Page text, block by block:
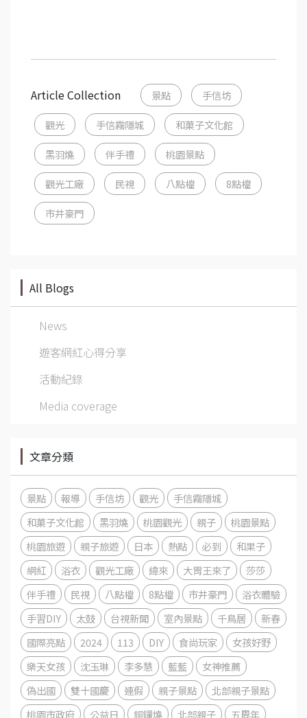
Article Collection 景點 手信坊
觀光 手信霧隱城 和菓子文化館
黑羽燒 伴手禮 桃園景點
觀光工廠 民視 八點檔 8點檔
市井豪門
All Blogs
News
遊客網紅心得分享
活動紀錄
Media coverage
文章分類
景點 報導 手信坊 觀光
手信霧隱城
和菓子文化館
黑羽燒 桃園觀光 親子
桃園景點
桃園旅遊
親子旅遊 日本 熱點 必到
和果子
網紅
浴衣 觀光工廠 緯來 大胃王來了
莎莎
伴手禮
民視 八點檔 8點檔 市井豪門
浴衣體驗
手習DIY
太鼓 台視新聞 室內景點 千鳥居
新春
國際亮點
2024 113 DIY 食尚玩家
女孩好野
樂天女孩
沈玉琳 李多慧 藍藍
女神推薦
偽出國
雙十國慶 連假 親子景點
北部親子景點
桃園市政府
公益日 銅鑼燒 北部親子
五周年